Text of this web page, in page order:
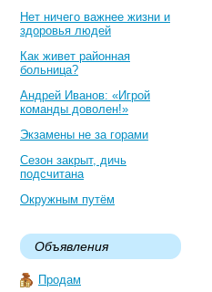
Нет ничего важнее жизни и
здоровья людей
Как живет районная
больница?
Андрей Иванов: «Игрой
команды доволен!»
Экзамены не за горами
Сезон закрыт, дичь
подсчитана
Окружным путём
Объявления
Продам